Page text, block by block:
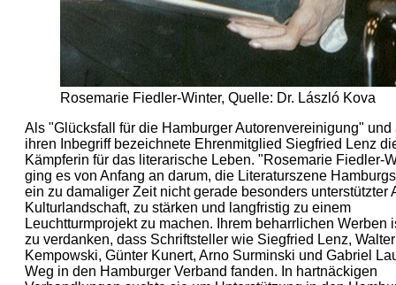
Rosemarie Fiedler-Winter, Quelle: Dr. László Kova
Als "Glücksfall für die Hamburger Autorenvereinigung" und
ihren Inbegriff bezeichnete Ehrenmitglied Siegfried Lenz
Kämpferin für das literarische Leben. "Rosemarie Fiedler-
ging es von Anfang an darum, die Literaturszene
ein zu damaliger Zeit nicht gerade besonders unterstützter
Kulturlandschaft, zu stärken und langfristig zu einem
Leuchtturmprojekt zu machen. Ihrem beharrlichen Werben
zu verdanken, dass Schriftsteller wie Siegfried Lenz, Walter
Kempowski, Günter Kunert, Arno Surminski und Gabriel
Weg in den Hamburger Verband fanden. In hartnäckigen